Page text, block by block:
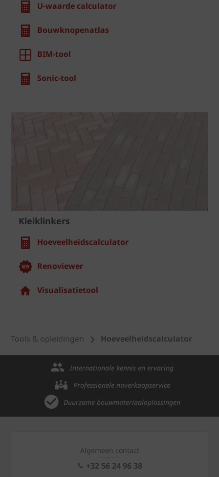
U-waarde calculator
Bouwknopenatlas
BIM-tool
Sonic-tool
Kleiklinkers
Hoeveelheidscalculator
Renoviewer
Visualisatietool
Tools & opleidingen Hoeveelheidscalculator
Internationale kennis en ervaring
Professionele naverkoopservice
Duurzame bouwmateriaaloplossingen
Algemeen contact
+32 56 24 96 38